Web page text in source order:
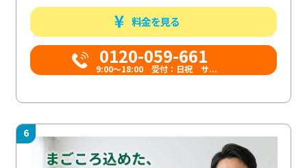
料金を見る
0120-059-661
9:00〜18:00 受付：日祝 サ...
6